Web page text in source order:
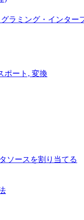
ラミング・インター
ポート, 変換
ソースを割り当てる